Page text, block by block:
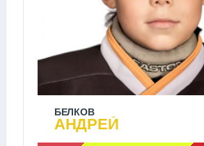
БЕЛКОВ
АНДРЕЙ